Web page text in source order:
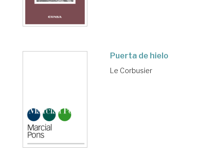
Puerta de hielo
Le Corbusier